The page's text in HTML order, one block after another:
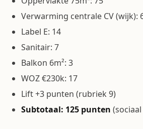
Verwarming centrale CV (wijk):
Label E: 14
Sanitair: 7
Balkon 6m²: 3
WOZ €230k: 17
Lift +3 punten (rubriek 9)
Subtotaal: 125 punten